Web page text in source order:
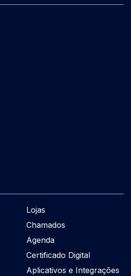
Lojas
Chamados
Agenda
Certificado Digital
Aplicativos e Integrações